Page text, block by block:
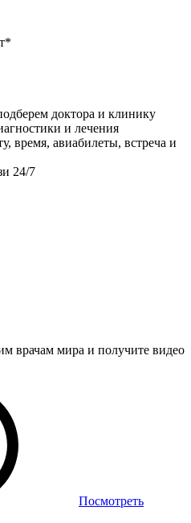
доктора и клинику
и лечения
время, авиабилеты, встреча и
24/7
врачам мира и получите видео
Посмотреть